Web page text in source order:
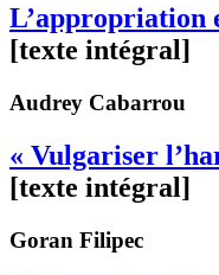
L’appropriation
[texte intégral]
Audrey Cabarrou
« Vulgariser
[texte intégral]
Goran Filipec